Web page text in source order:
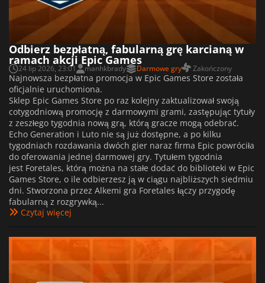
Odbierz bezpłatną, fabularną grę karcianą w
ramach akcji Epic Games
24 lip 2026, 23:01 manhkbrady Darmowe gry Zakończony
Najnowsza bezpłatna promocja w Epic Games Store została
oficjalnie uruchomiona.
Sklep Epic Games Store po raz kolejny zaktualizował swoją
cotygodniową promocję z darmowymi grami, zastępując tytuły
z zeszłego tygodnia nową grą, którą gracze mogą odebrać.
Echo Generation i Luto nie są już dostępne, a po kilku
tygodniach rozdawania dwóch gier naraz firma Epic powróciła
do oferowania jednej darmowej gry. Tytułem tygodnia
jest Foretales, którą można na stałe dodać do biblioteki w Epic
Games Store, o ile odbierzesz ją w ciągu najbliższych siedmiu
dni. Stworzona przez Alkemi gra Foretales łączy przygodę
fabularną z rozgrywką...
Czytaj więcej